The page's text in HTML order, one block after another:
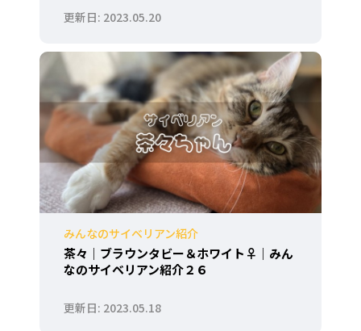
2023.05.20
みんなのサイベリアン紹介
茶々｜ブラウンタビー＆ホワイト♀｜みん
なのサイベリアン紹介２６
2023.05.18